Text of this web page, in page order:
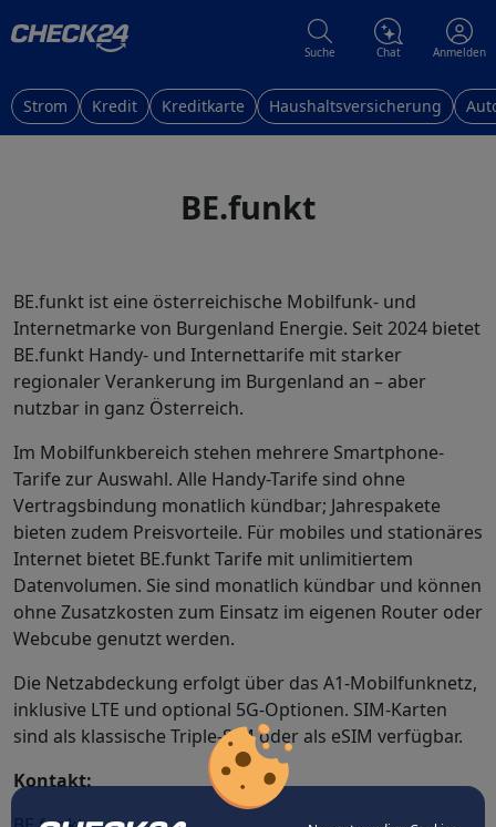
Suche Chat Anmelden
Strom Kredit Kreditkarte Haushaltsversicherung
BE.funkt
BE.funkt ist eine österreichische Mobilfunk- und
Internetmarke von Burgenland Energie. Seit 2024 bietet
BE.funkt Handy- und Internettarife mit starker
regionaler Verankerung im Burgenland an – aber
nutzbar in ganz Österreich.
Im Mobilfunkbereich stehen mehrere Smartphone-
Tarife zur Auswahl. Alle Handy-Tarife sind ohne
Vertragsbindung monatlich kündbar; Jahrespakete
bieten zudem Preisvorteile. Für mobiles und stationäres
Internet bietet BE.funkt Tarife mit unlimitiertem
Datenvolumen. Sie sind monatlich kündbar und können
ohne Zusatzkosten zum Einsatz im eigenen Router oder
Webcube genutzt werden.
Die Netzabdeckung erfolgt über das A1-Mobilfunknetz,
inklusive LTE und optional 5G-Optionen. SIM-Karten
sind als klassische Triple-SIM oder als eSIM verfügbar.
Kontakt: